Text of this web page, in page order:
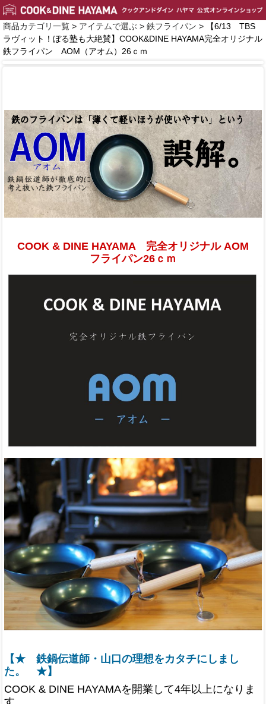
商品カテゴリ一覧 > アイテムで選ぶ > 鉄フライパン > 【6/13 TBS
ラヴィット！ぼる塾も大絶賛】COOK&DINE HAYAMA完全オリジナル
鉄フライパン AOM（アオム）26ｃｍ
COOK & DINE HAYAMA 完全オリジナル AOM
フライパン26ｃｍ
【★ 鉄鍋伝道師・山口の理想をカタチにしまし
た。 ★】
COOK & DINE HAYAMAを開業して4年以上になりま
す。